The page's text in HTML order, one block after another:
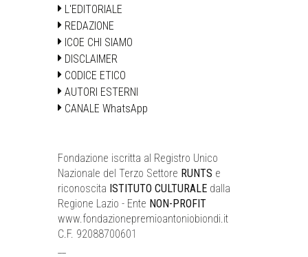
L'EDITORIALE
REDAZIONE
ICOE CHI SIAMO
DISCLAIMER
CODICE ETICO
AUTORI ESTERNI
CANALE WhatsApp
Fondazione iscritta al Registro Unico
Nazionale del Terzo Settore RUNTS e
riconoscita ISTITUTO CULTURALE dalla
Regione Lazio - Ente NON-PROFIT
www.fondazionepremioantoniobiondi.it
C.F. 92088700601